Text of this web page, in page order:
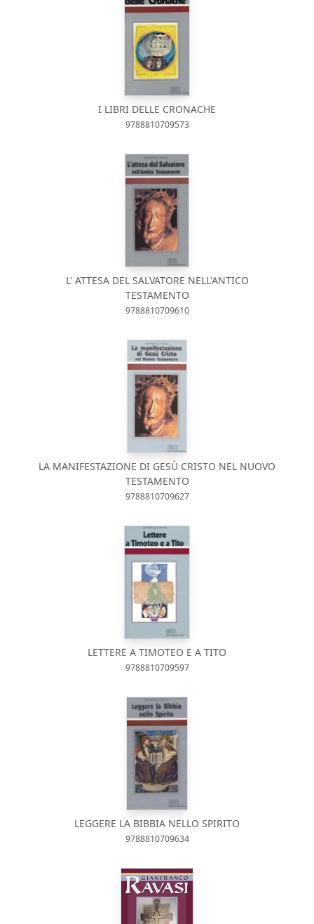
I LIBRI DELLE CRONACHE
9788810709573
L' ATTESA DEL SALVATORE NELL'ANTICO
TESTAMENTO
9788810709610
LA MANIFESTAZIONE DI GESÙ CRISTO NEL NUOVO
TESTAMENTO
9788810709627
LETTERE A TIMOTEO E A TITO
9788810709597
LEGGERE LA BIBBIA NELLO SPIRITO
9788810709634